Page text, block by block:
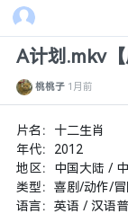
A计划.mkv【
桃桃子 1月前
片名：十二生肖
年代：2012
地区：中国大陆 /
类型：喜剧/动作/冒
语言：英语 / 汉语